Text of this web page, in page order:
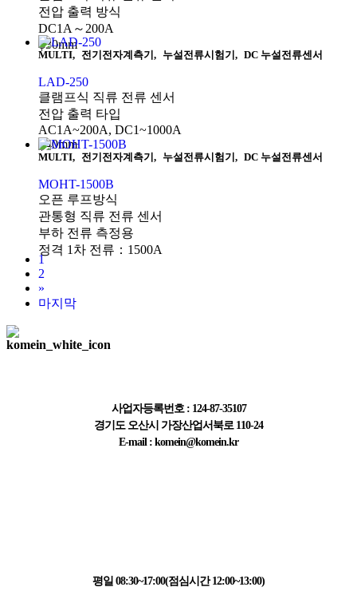
전압 출력 방식
DC1A～200A
φ30mm
MULTI, 전기전자계측기, 누설전류시험기, DC 누설전류센서
LAD-250
클램프식 직류 전류 센서
전압 출력 타입
AC1A~200A, DC1~1000A
φ40mm
MULTI, 전기전자계측기, 누설전류시험기, DC 누설전류센서
MOHT-1500B
오픈 루프방식
관통형 직류 전류 센서
부하 전류 측정용
정격 1차 전류：1500A
1
2
»
마지막
사업자등록번호 : 124-87-35107
경기도 오산시 가장산업서북로 110-24
E-mail : komein@komein.kr
평일 08:30~17:00(점심시간 12:00~13:00)